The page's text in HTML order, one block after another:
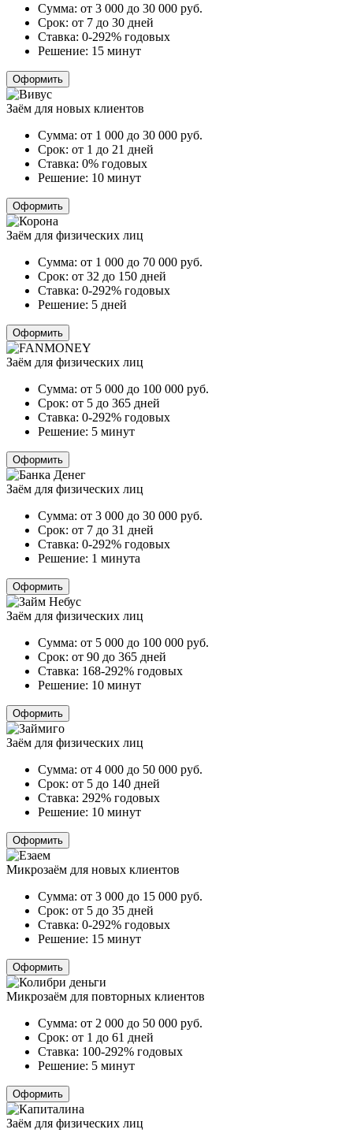
Сумма: от 3 000 до 30 000 руб.
Срок: от 7 до 30 дней
Ставка: 0-292% годовых
Решение: 15 минут
Оформить
Заём для новых клиентов
Сумма: от 1 000 до 30 000 руб.
Срок: от 1 до 21 дней
Ставка: 0% годовых
Решение: 10 минут
Оформить
Заём для физических лиц
Сумма: от 1 000 до 70 000 руб.
Срок: от 32 до 150 дней
Ставка: 0-292% годовых
Решение: 5 дней
Оформить
Заём для физических лиц
Сумма: от 5 000 до 100 000 руб.
Срок: от 5 до 365 дней
Ставка: 0-292% годовых
Решение: 5 минут
Оформить
Заём для физических лиц
Сумма: от 3 000 до 30 000 руб.
Срок: от 7 до 31 дней
Ставка: 0-292% годовых
Решение: 1 минута
Оформить
Заём для физических лиц
Сумма: от 5 000 до 100 000 руб.
Срок: от 90 до 365 дней
Ставка: 168-292% годовых
Решение: 10 минут
Оформить
Заём для физических лиц
Сумма: от 4 000 до 50 000 руб.
Срок: от 5 до 140 дней
Ставка: 292% годовых
Решение: 10 минут
Оформить
Микрозаём для новых клиентов
Сумма: от 3 000 до 15 000 руб.
Срок: от 5 до 35 дней
Ставка: 0-292% годовых
Решение: 15 минут
Оформить
Микрозаём для повторных клиентов
Сумма: от 2 000 до 50 000 руб.
Срок: от 1 до 61 дней
Ставка: 100-292% годовых
Решение: 5 минут
Оформить
Заём для физических лиц